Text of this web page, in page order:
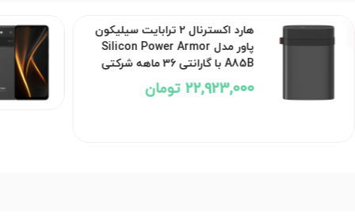
هارد اکسترنال 2 ترابایت سیلیکون
پاور مدل Silicon Power Armor
A85B با گارانتی 36 ماهه شرکتی
22,923,000 تومان